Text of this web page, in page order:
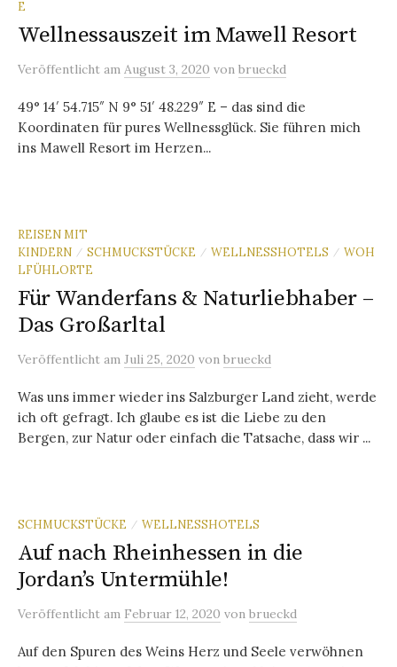
E
Wellnessauszeit im Mawell Resort
Veröffentlicht am August 3, 2020 von brueckd
49° 14′ 54.715″ N 9° 51′ 48.229″ E – das sind die
Koordinaten für pures Wellnessglück. Sie führen mich
ins Mawell Resort im Herzen...
REISEN MIT
KINDERN / SCHMUCKSTÜCKE / WELLNESSHOTELS / WOH
LFÜHLORTE
Für Wanderfans & Naturliebhaber –
Das Großarltal
Veröffentlicht am Juli 25, 2020 von brueckd
Was uns immer wieder ins Salzburger Land zieht, werde
ich oft gefragt. Ich glaube es ist die Liebe zu den
Bergen, zur Natur oder einfach die Tatsache, dass wir ...
SCHMUCKSTÜCKE / WELLNESSHOTELS
Auf nach Rheinhessen in die
Jordan’s Untermühle!
Veröffentlicht am Februar 12, 2020 von brueckd
Auf den Spuren des Weins Herz und Seele verwöhnen